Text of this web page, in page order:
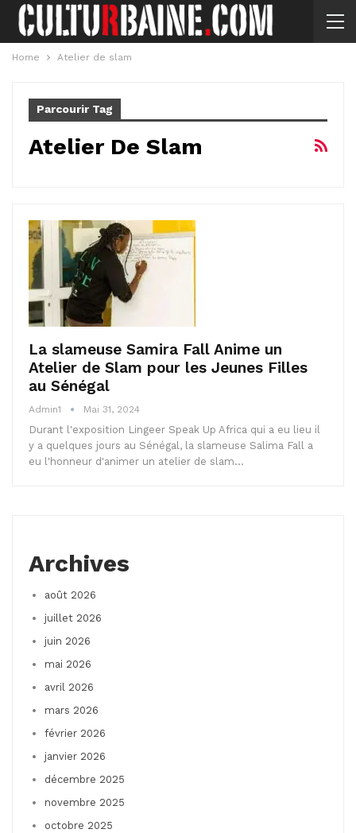
Home Atelier de slam
Parcourir Tag
Atelier De Slam
La slameuse Samira Fall Anime un
Atelier de Slam pour les Jeunes Filles
au Sénégal
Admin1 Mai 31, 2024
Durant l'exposition Lingeer Speak Up Africa qui a eu lieu il
y a quelques jours au Sénégal, la slameuse Salima Fall a
eu l'honneur d'animer un atelier de slam…
Archives
août 2026
juillet 2026
juin 2026
mai 2026
avril 2026
mars 2026
février 2026
janvier 2026
décembre 2025
novembre 2025
octobre 2025